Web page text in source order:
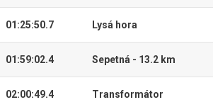
01:25:50.7 Lysá hora
01:59:02.4 Sepetná - 13.2 km
02:00:49.4 Transformátor